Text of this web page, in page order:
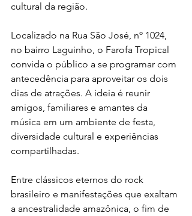
cultural da região.
Localizado na Rua São José, nº 1024,
no bairro Laguinho, o Farofa Tropical
convida o público a se programar com
antecedência para aproveitar os dois
dias de atrações. A ideia é reunir
amigos, familiares e amantes da
música em um ambiente de festa,
diversidade cultural e experiências
compartilhadas.
Entre clássicos eternos do rock
brasileiro e manifestações que exaltam
a ancestralidade amazônica, o fim de